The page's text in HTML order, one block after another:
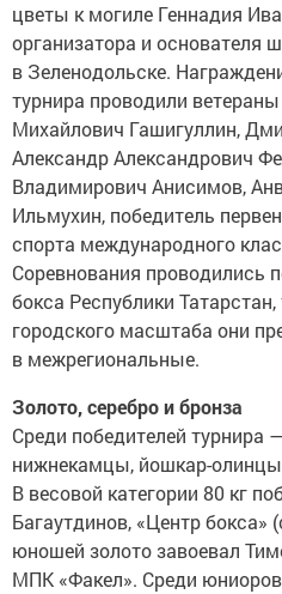
цветы к могиле Геннадия
организатора и основателя
в Зеленодольске.
турнира проводили
Михайлович Гашигуллин,
Александр Александрович
Владимирович Анисимов,
Ильмухин, победитель
спорта международного
Соревнования проводились
бокса Республики
городского масштаба они
в межрегиональные.
Золото, серебро и бронза
Среди победителей турнира
нижнекамцы, йошкар-
В весовой категории 80 кг
Багаутдинов, «Центр
юношей золото завоевал
МПК «Факел». Среди